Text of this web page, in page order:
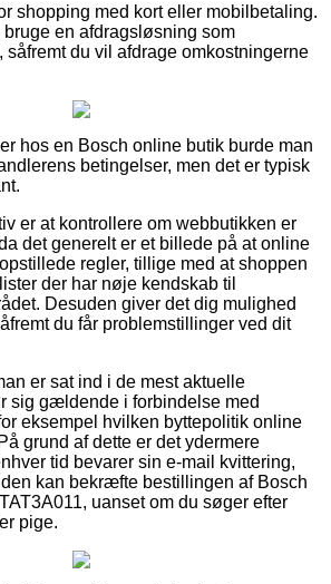
shopping med kort eller mobilbetaling.
en afdragsløsning som
du vil afdrage omkostningerne
hos en Bosch online butik burde man
betingelser, men det er typisk
er at kontrollere om webbutikken er
det generelt er et billede på at online
regler, tillige med at shoppen
der har nøje kendskab til
Desuden giver det dig mulighed
du får problemstillinger ved dit
er sat ind i de mest aktuelle
sig gældende i forbindelse med
eksempel hvilken byttepolitik online
grund af dette er det ydermere
tid bevarer sin e-mail kvittering,
kan bekræfte bestillingen af Bosch
uanset om du søger efter
pige.